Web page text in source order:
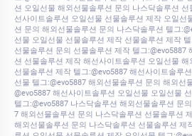
션 오일선물 해외선물솔루션 문의 나스닥솔루션 선
선사이트솔루션 오일선물 선물솔루션 제작 오일선
션 문의 해외선물솔루션 문의 나스닥솔루션 텔그
선물 오일선물 선물솔루션 제작 선물솔루션 제작
선물솔루션 문의 선물솔루션 제작 텔그:@evo5887
션 선물솔루션 제작 해선사이트솔루션 오일선물
선물솔루션 제작 텔그:@evo5887 해선사이트솔루
선물 텔그:@evo5887 해외선물솔루션 문의 해외선
@evo5887 해선사이트솔루션 오일선물 오일선물
텔그:@evo5887 나스닥솔루션 해외선물솔루션 문
7 해외선물솔루션 문의 나스닥솔루션 선물솔루션
해외선물솔루션 문의 나스닥솔루션 선물솔루션 제